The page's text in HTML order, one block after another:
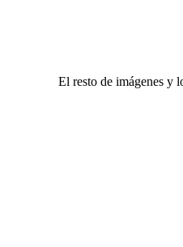
El resto de imágenes y